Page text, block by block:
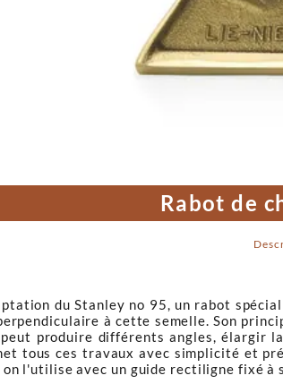
Rabot de
du Stanley no 95, un rabot
à cette semelle. Son
produire différents angles, élargir
tous ces travaux avec simplicité et
l'utilise avec un guide rectiligne fixé à